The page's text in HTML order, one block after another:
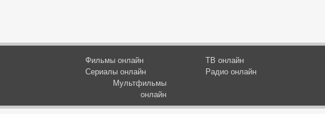
ТВ онлайн
Радио онлайн
Фильмы онлайн
Сериалы онлайн
Мультфильмы
онлайн